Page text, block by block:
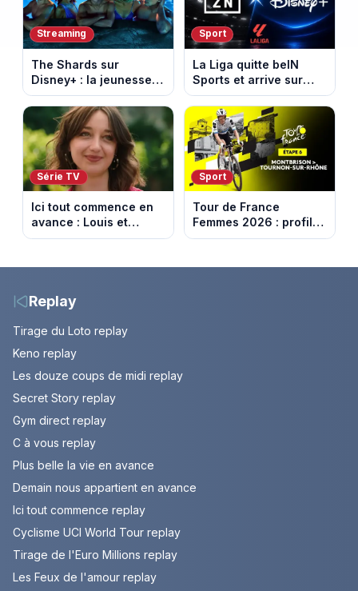
Streaming
The Shards sur
Disney+ : la jeunesse
dorée de Los Angeles
face à un tueur dans
les années 80
Sport
La Liga quitte beIN
Sports et arrive sur
DAZN et Disney+ en
France
Série TV
Ici tout commence en
avance : Louis et
Jasmine enfin en
août 2026 (spoiler)
Sport
Tour de France
Femmes 2026 : profil
et horaires de la 6e
Montbrison et
Replay
Tirage du Loto replay
Keno replay
Les douze coups de midi replay
Secret Story replay
Gym direct replay
C à vous replay
Plus belle la vie en avance
Demain nous appartient en avance
Ici tout commence replay
Cyclisme UCI World Tour replay
Tirage de l'Euro Millions replay
Les Feux de l'amour replay